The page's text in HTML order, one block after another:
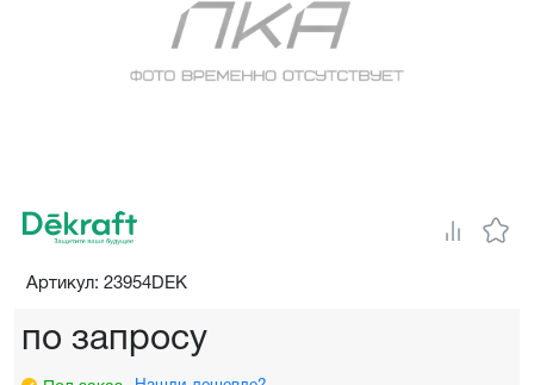
по запросу
Артикул: 23954DEK